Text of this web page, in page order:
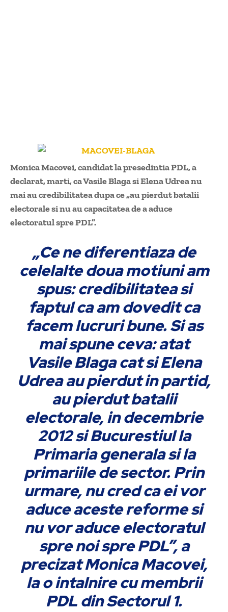
Monica Macovei, candidat la presedintia PDL, a
declarat, marti, ca Vasile Blaga si Elena Udrea nu
mai au credibilitatea dupa ce „au pierdut batalii
electorale si nu au capacitatea de a aduce
electoratul spre PDL”.
„Ce ne diferentiaza de
celelalte doua motiuni am
spus: credibilitatea si
faptul ca am dovedit ca
facem lucruri bune. Si as
mai spune ceva: atat
Vasile Blaga cat si Elena
Udrea au pierdut in partid,
au pierdut batalii
electorale, in decembrie
2012 si Bucurestiul la
Primaria generala si la
primariile de sector. Prin
urmare, nu cred ca ei vor
aduce aceste reforme si
nu vor aduce electoratul
spre noi spre PDL”, a
precizat Monica Macovei,
la o intalnire cu membrii
PDL din Sectorul 1.